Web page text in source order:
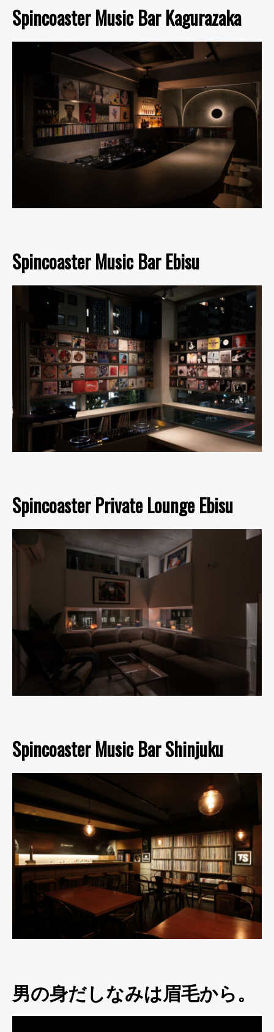
Spincoaster Music Bar Kagurazaka
Spincoaster Music Bar Ebisu
Spincoaster Private Lounge Ebisu
Spincoaster Music Bar Shinjuku
男の身だしなみは眉毛から。